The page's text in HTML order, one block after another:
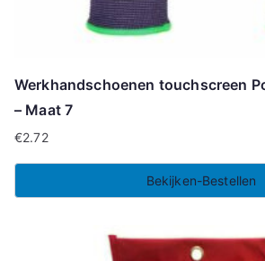
Werkhandschoenen touchscreen
– Maat 7
€2.72
Bekijken-Bestellen